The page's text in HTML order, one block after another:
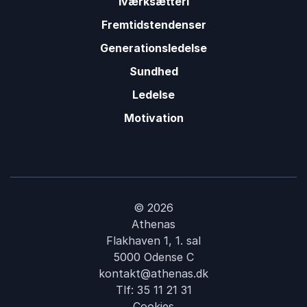
Fremtidstendenser
Generationsledelse
Sundhed
Ledelse
Motivation
© 2026
Athenas
Flakhaven 1, 1. sal
5000 Odense C
kontakt@athenas.dk
Tlf: 35 11 21 31